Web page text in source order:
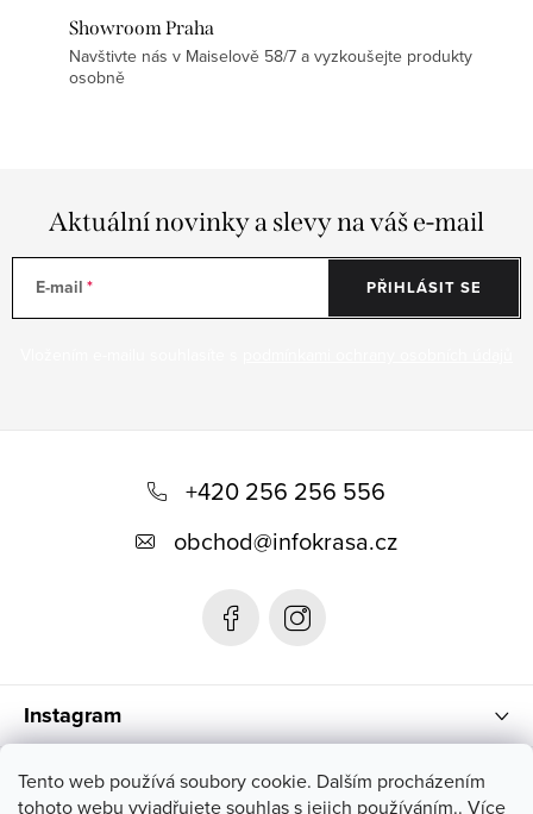
Tento web používá soubory cookie. Dalším procházením
tohoto webu vyjadřujete souhlas s jejich používáním.. Více
Showroom Praha
Navštivte nás v Maiselově 58/7 a vyzkoušejte produkty
osobně
Aktuální novinky a slevy na váš e-mail
E-mail PŘIHLÁSIT SE
Instagram
+420 256 256 556
obchod@infokrasa.cz
Informace pro vás